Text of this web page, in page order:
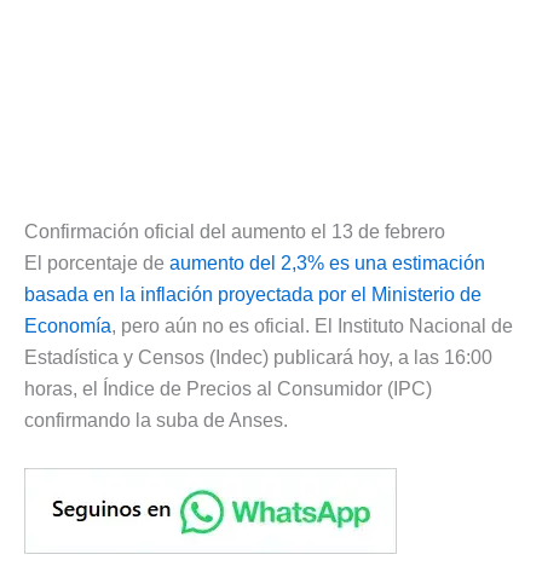
Confirmación oficial del aumento el 13 de febrero
El porcentaje de aumento del 2,3% es una estimación
basada en la inflación proyectada por el Ministerio de
Economía, pero aún no es oficial. El Instituto Nacional de
Estadística y Censos (Indec) publicará hoy, a las 16:00
horas, el Índice de Precios al Consumidor (IPC)
confirmando la suba de Anses.